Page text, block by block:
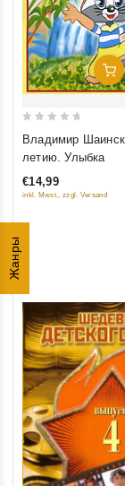
Жанры
5
Владимир
летию. Улыбка
€14,99
inkl. Mwst., zzgl. Versand